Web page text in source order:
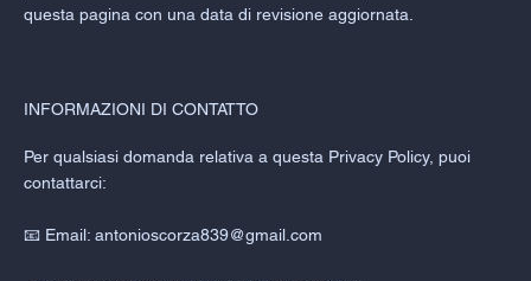
questa pagina con una data di revisione aggiornata.
INFORMAZIONI DI CONTATTO
Per qualsiasi domanda relativa a questa Privacy Policy, puoi
contattarci:
📧 Email: antonioscorza839@gmail.com